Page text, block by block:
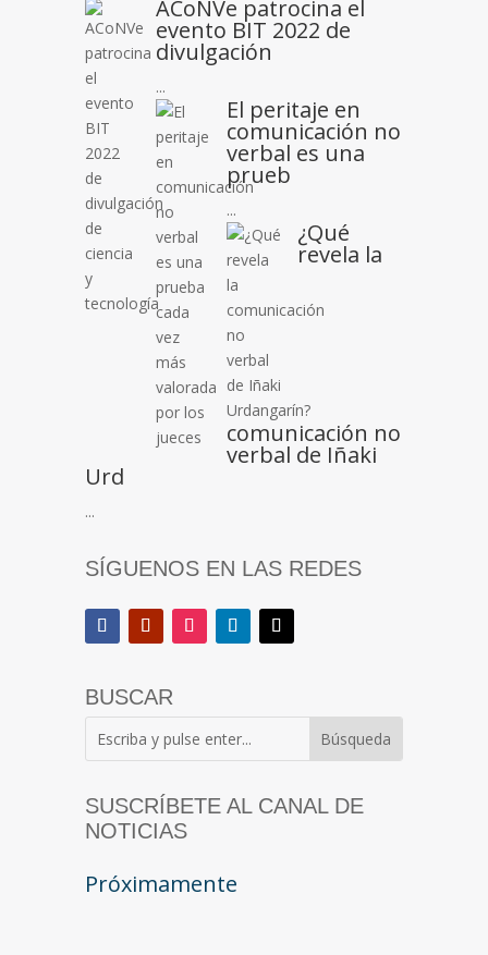
ACoNVe patrocina el
evento BIT 2022 de
divulgación
...
El peritaje en
comunicación no
verbal es una
prueb
...
¿Qué
revela la
comunicación no
verbal de Iñaki
Urd
...
SÍGUENOS EN LAS REDES
BUSCAR
SUSCRÍBETE AL CANAL DE
NOTICIAS
Próximamente